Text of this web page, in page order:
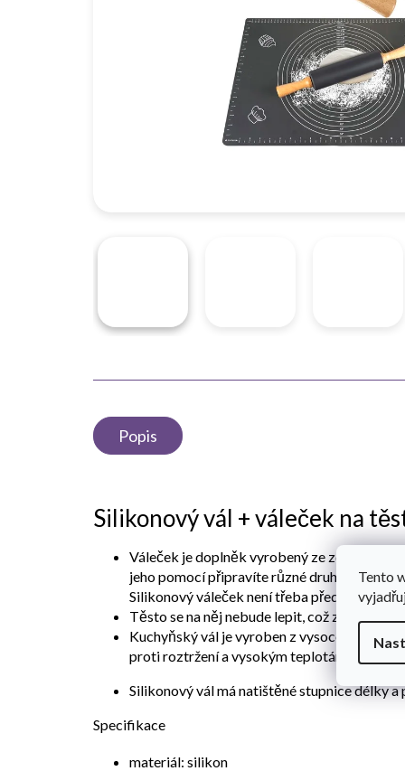
Tento
Popis
Silikonový vál + váleček na
Váleček je doplněk vyrobený ze zdravotně
jeho pomocí připravíte různé druhy těst,
Silikonový váleček není třeba před použitím
Těsto se na něj nebude lepit, což značně
Kuchyňský vál je vyroben z vysoce kvalitního
proti roztržení a vysokým teplotám
Silikonový vál má natištěné stupnice délky a
Specifikace
materiál: silikon